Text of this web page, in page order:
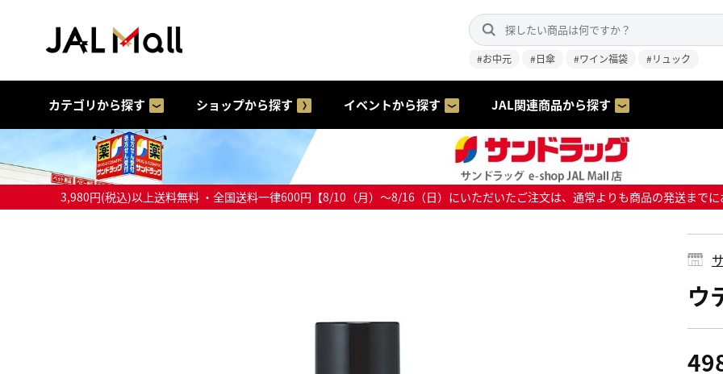
#お中元 #日傘 #ワイン福袋 #リュック
カテゴリから探す ショップから探す イベントから探す JAL関連商品から探す
3,980円(税込)以上送料無料 ・全国送料一律600円【8/10（月）～8/16（日）にいただいたご注文は、通常よりも商品の発送まで
ウ